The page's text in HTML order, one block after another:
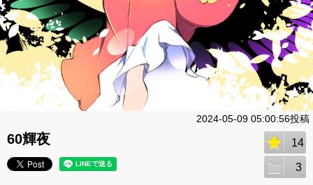
2024-05-09 05:00:56投稿
60輝夜 14
3